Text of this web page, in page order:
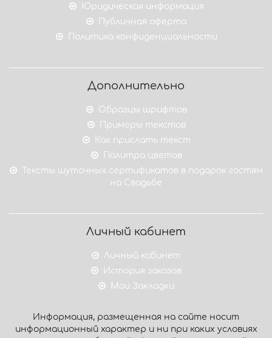
Юридическая информация
Публичная оферта
Политика конфиденциальности
Дополнительно
Образцы шрифтов
Примеры текстов
Как прислать текст
Палитра цветов
Тексты шуточных сертификатов в подарок гостям
на Свадьбе
Личный кабинет
Личный кабинет
История заказов
Мои Закладки
Информация, размещенная на сайте носит
информационный характер и ни при каких условиях